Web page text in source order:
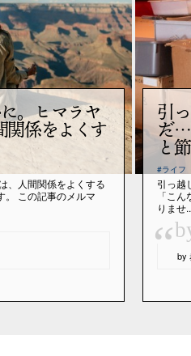
。ヒマラヤ
関係をよくす
、人間関係をよくする
。 この記事のメルマ
引
だ…
と
#ライフ
引っ越
「こ
りませ
“ by